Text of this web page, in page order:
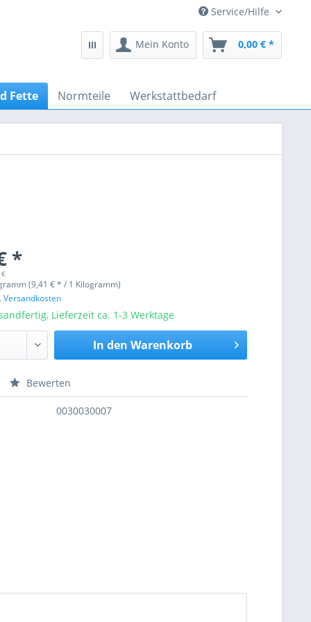
Service/Hilfe
Mein Konto 0,00 € *
Fette Normteile Werkstattbedarf
*
(9,41 € * / 1 Kilogramm)
Versandkosten
Lieferzeit ca. 1-3 Werktage
In den Warenkorb
Bewerten
0030030007